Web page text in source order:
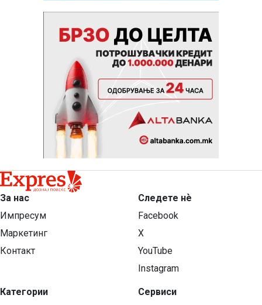
За нас
Импресум
Маркетинг
Контакт
Категории
Следете нѐ
Facebook
X
YouTube
Instagram
Сервиси